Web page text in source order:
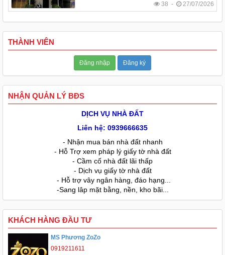
38 - 27/07/2026
THÀNH VIÊN
Đăng nhập Đăng ký
NHẬN QUẢN LÝ BĐS
DỊCH VỤ NHÀ ĐẤT
Liên hệ: 0939666635
- Nhận mua bán nhà đất nhanh
- Hỗ Trợ xem pháp lý giấy tờ nhà đất
- Cầm cố nhà đất lãi thấp
- Dịch vụ giấy tờ nhà đất
- Hỗ trợ vây ngân hàng, đáo hạng...
-Sang lâp mặt bằng, nền, kho bãi...
KHÁCH HÀNG ĐẦU TƯ
MS Phương ZoZo
0919211611